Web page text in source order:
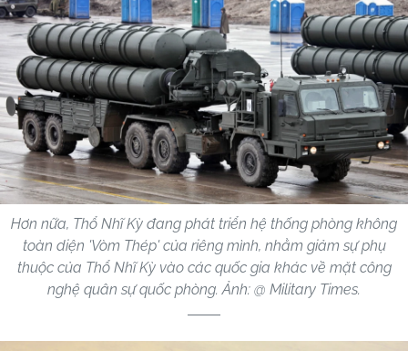
Hơn nữa, Thổ Nhĩ Kỳ đang phát triển hệ thống phòng không
toàn diện 'Vòm Thép' của riêng mình, nhằm giảm sự phụ
thuộc của Thổ Nhĩ Kỳ vào các quốc gia khác về mặt công
nghệ quân sự quốc phòng. Ảnh: @ Military Times.